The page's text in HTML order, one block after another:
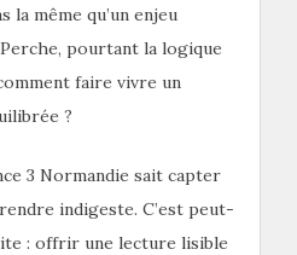
la même qu’un enjeu
Perche, pourtant la logique
faire vivre un
?
3 Normandie sait capter
indigeste. C’est peut-
: offrir une lecture lisible